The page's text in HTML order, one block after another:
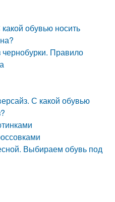
обувью носить
чернобурки. Правило
С какой обувью
Выбираем обувь под